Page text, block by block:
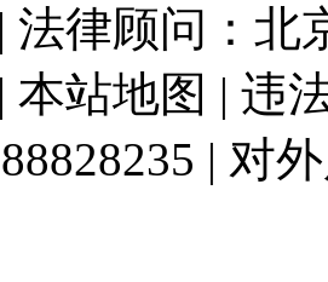
法律顾问：北
本站地图 | 违
| 对